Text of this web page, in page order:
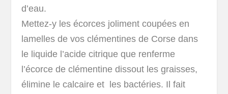
d’eau.
Mettez-y les écorces joliment coupées en
lamelles de vos clémentines de Corse dans
le liquide l’acide citrique que renferme
l’écorce de clémentine dissout les graisses,
élimine le calcaire et les bactéries. Il fait